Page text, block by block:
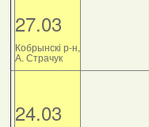
27.03
Кобрынскі р-н,
А. Страчук
24.03